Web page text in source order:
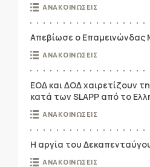
ΑΝΑΚΟΙΝΩΣΕΙΣ
Απεβίωσε ο Επαμεινώνδας
ΑΝΑΚΟΙΝΩΣΕΙΣ
ΕΟΔ και ΔΟΔ χαιρετίζουν
κατά των SLAPP από το
ΑΝΑΚΟΙΝΩΣΕΙΣ
Η αργία του
ΑΝΑΚΟΙΝΩΣΕΙΣ